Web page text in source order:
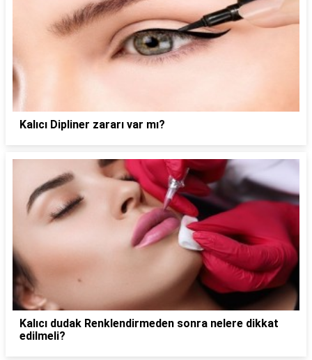
Kalıcı Dipliner zararı var mı?
Kalıcı dudak Renklendirmeden sonra nelere dikkat
edilmeli?